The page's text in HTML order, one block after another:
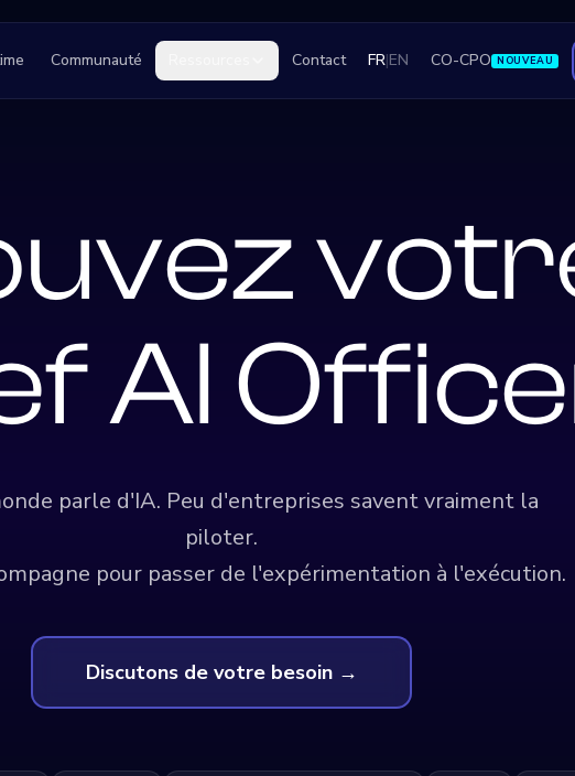
Communauté Contact FR|EN CO-CPO NOUVEAU
AI
parle d'IA. Peu d'entreprises savent vraiment la
piloter.
pour passer de l'expérimentation à l'exécution.
Discutons de votre besoin →